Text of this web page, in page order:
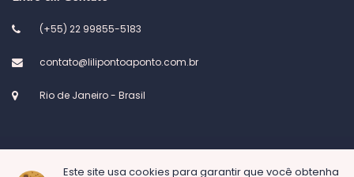
Este site usa cookies para garantir que você obtenha
(+55) 22 99855-5183
contato@lilipontoaponto.com.br
Rio de Janeiro - Brasil